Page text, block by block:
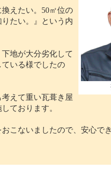
えたい。50㎡位の
たい。』という内
地が大分劣化して
いる様でしたの
えて重い瓦葺き屋
ております。
こないましたので、安心で